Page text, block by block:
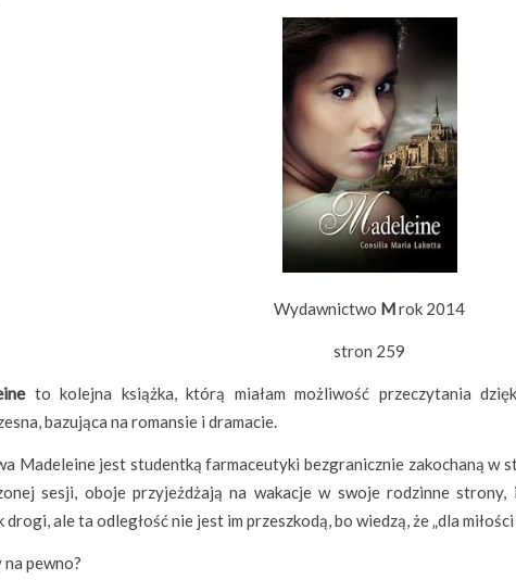
Wydawnictwo Mrok 2014
stron 259
to kolejna książka, którą miałam możliwość przeczytania
bazująca na romansie i dramacie.
Madeleine jest studentką farmaceutyki bezgranicznie zakochaną w
sesji, oboje przyjeżdżają na wakacje w swoje rodzinne
drogi, ale ta odległość nie jest im przeszkodą, bo wiedzą, że „dla
na pewno?